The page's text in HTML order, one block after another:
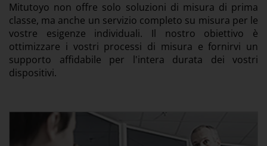
Mitutoyo non offre solo soluzioni di misura di prima
classe, ma anche un servizio completo su misura per le
vostre esigenze individuali. Il nostro obiettivo è
ottimizzare i vostri processi di misura e fornirvi un
supporto affidabile per l'intera durata dei vostri
dispositivi.